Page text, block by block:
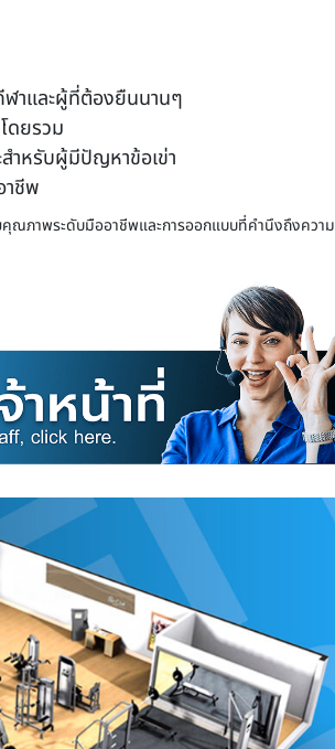
ฬาและผู้ที่ต้องยืนนานๆ
ดยรวม
ำหรับผู้มีปัญหาข้อเข่า
าชีพ
ณภาพระดับมืออาชีพและการออกแบบที่คำนึงถึงความ